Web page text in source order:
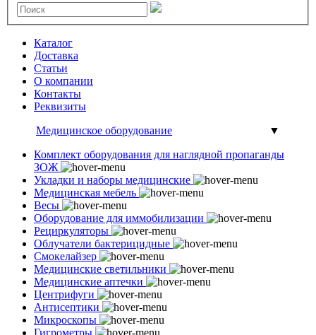
Каталог
Доставка
Статьи
О компании
Контакты
Реквизиты
Медицинское оборудование
▼
Комплект оборудования для наглядной пропаганды
ЗОЖ
Укладки и наборы медицинские
Медицинская мебель
Весы
Оборудование для иммобилизации
Рециркуляторы
Облучатели бактерицидные
Смокелайзер
Медицинские светильники
Медицинские аптечки
Центрифуги
Антисептики
Микроскопы
Гигрометры